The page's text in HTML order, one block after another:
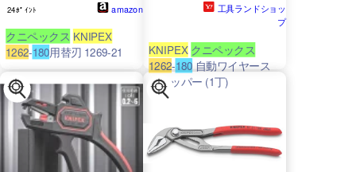
24ﾎﾟｲﾝﾄ amazon
クニペックス KNIPEX
1262-180用替刃 1269-21
工具ランドショッ
プ
KNIPEX クニペックス
1262-180 自動ワイヤース
トリッパー (1丁)